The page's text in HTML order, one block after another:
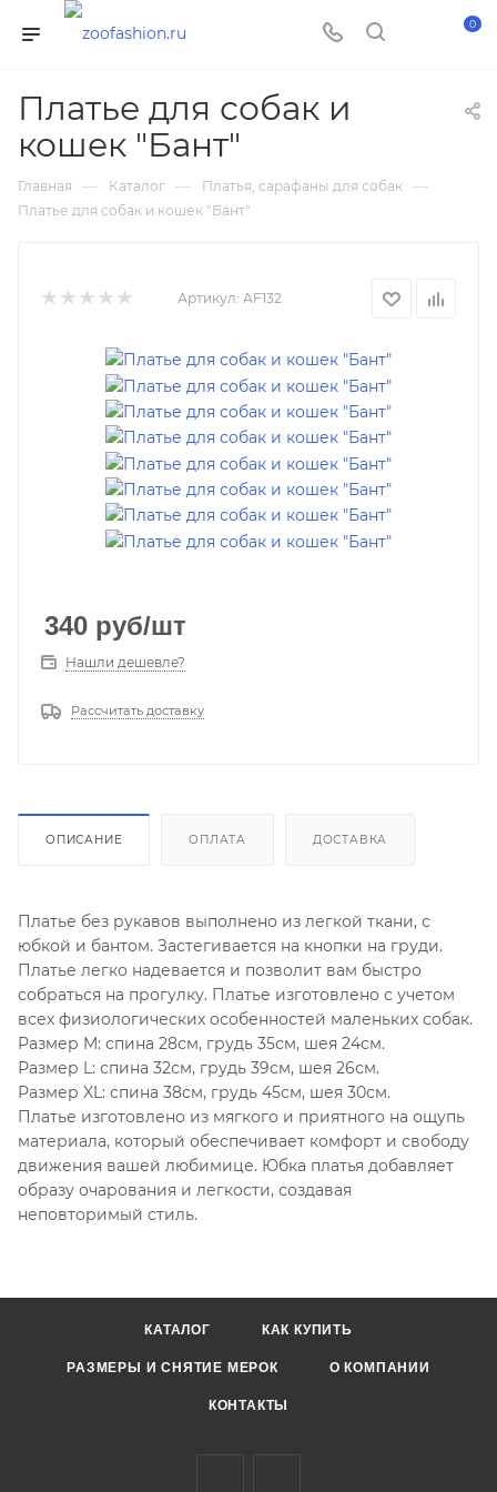
0
Платье для собак и
кошек "Бант"
Главная — Каталог — Платья, сарафаны для собак —
Платье для собак и кошек "Бант"
Артикул: AF132
340 руб/шт
Нашли дешевле?
Рассчитать доставку
ОПИСАНИЕ ОПЛАТА ДОСТАВКА
Платье без рукавов выполнено из легкой ткани, с
юбкой и бантом. Застегивается на кнопки на груди.
Платье легко надевается и позволит вам быстро
собраться на прогулку. Платье изготовлено с учетом
всех физиологических особенностей маленьких собак.
Размер M: спина 28см, грудь 35см, шея 24см.
Размер L: спина 32см, грудь 39см, шея 26см.
Размер XL: спина 38см, грудь 45см, шея 30см.
Платье изготовлено из мягкого и приятного на ощупь
материала, который обеспечивает комфорт и свободу
движения вашей любимице. Юбка платья добавляет
образу очарования и легкости, создавая
неповторимый стиль.
КАТАЛОГ КАК КУПИТЬ
РАЗМЕРЫ И СНЯТИЕ МЕРОК О КОМПАНИИ
КОНТАКТЫ